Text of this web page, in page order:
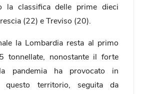
la classifica delle prime dieci
(22) e Treviso (20).
la Lombardia resta al primo
tonnellate, nonostante il forte
pandemia ha provocato in
questo territorio, seguita da